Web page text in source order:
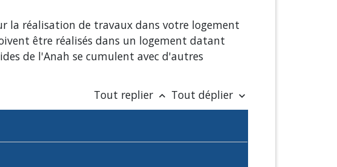
la réalisation de travaux dans votre logement
être réalisés dans un logement datant
de l'Anah se cumulent avec d'autres
Tout replier keyboard_arrow_up Tout déplier keyboard_arrow_down